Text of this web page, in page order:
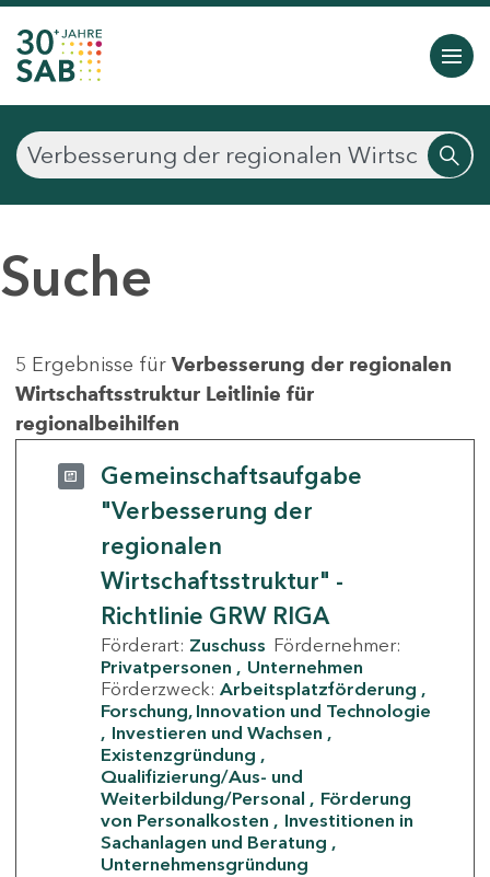
Suche
5 Ergebnisse für Verbesserung der regionalen
Wirtschaftsstruktur Leitlinie für
regionalbeihilfen
Gemeinschaftsaufgabe
"Verbesserung der
regionalen
Wirtschaftsstruktur" -
Richtlinie GRW RIGA
Förderart: Zuschuss Fördernehmer:
Privatpersonen
Unternehmen
Förderzweck: Arbeitsplatzförderung
Forschung, Innovation und Technologie
Investieren und Wachsen
Existenzgründung
Qualifizierung/Aus- und
Weiterbildung/Personal
Förderung
von Personalkosten
Investitionen in
Sachanlagen und Beratung
Unternehmensgründung